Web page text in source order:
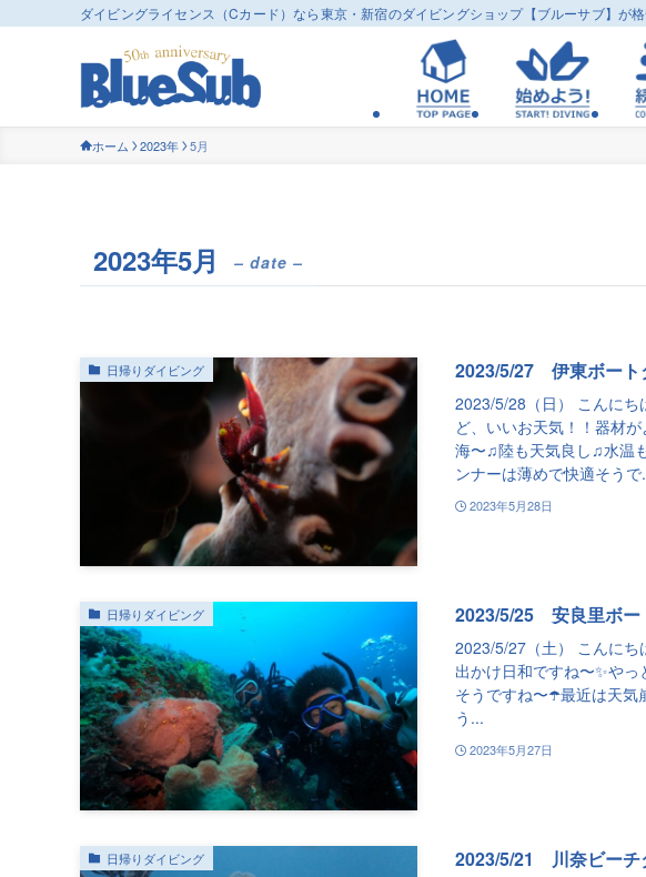
ダイビングライセンス（Cカード）なら東京・新宿のダイビングショップ【ブルーサブ】が格
ホーム 2023年 5月
2023年5月 – date –
日帰りダイビング 2023/5/27 伊東ボート
2023/5/28（日） こんに
ど、いいお天気！！器材
海〜♫陸も天気良し♫水温
ンナーは薄めで快適そうで
2023年5月28日
日帰りダイビング 2023/5/25 安良里ボー
2023/5/27（土） こんに
出かけ日和ですね〜✨や
そうですね〜☂️最近は天気
う...
2023年5月27日
日帰りダイビング 2023/5/21 川奈ビーチ